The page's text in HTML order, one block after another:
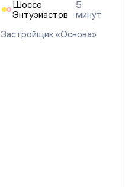
Шоссе
Энтузиастов
5
минут
Застройщик «Основа»